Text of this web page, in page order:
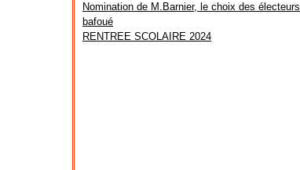
Nomination de M.Barnier, le choix des électeurs
bafoué
RENTREE SCOLAIRE 2024